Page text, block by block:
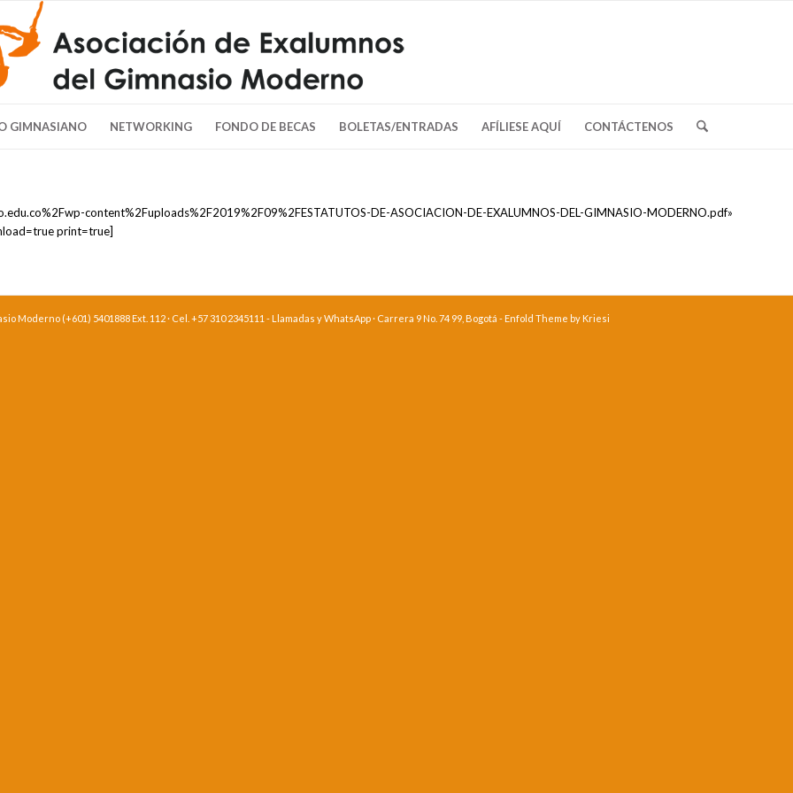
GIMNASIANO NETWORKING FONDO DE BECAS BOLETAS/ENTRADAS AFÍLIESE AQUÍ CONTÁCTENOS
content%2Fuploads%2F2019%2F09%2FESTATUTOS-DE-ASOCIACION-DE-EXALUMNOS-DEL-GIMNASIO-MODERNO.pdf»
print=true]
(+601) 5401888 Ext. 112 · Cel. +57 310 2345111 - Llamadas y WhatsApp · Carrera 9 No. 74 99, Bogotá - Enfold Theme by Kriesi